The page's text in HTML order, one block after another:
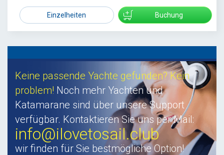
Einzelheiten Buchung
Keine passende Yachte gefunden? Kein
problem! Noch mehr Yachten und
Katamarane sind über unsere Support
verfügbar. Kontaktieren Sie uns per Mail:
info@ilovetosail.club
wir finden für Sie bestmögliche Option!